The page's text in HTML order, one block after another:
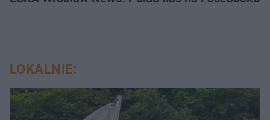
LOKALNIE: